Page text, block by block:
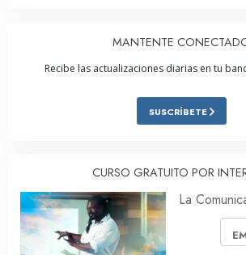
MANTENTE
Recibe las actualizaciones diarias en tu
SUSCRÍBETE
CURSO GRATUITO POR
La